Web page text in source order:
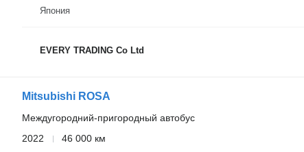
Япония
EVERY TRADING Co Ltd
Mitsubishi ROSA
Междугородний-пригородный автобус
2022
46 000 км